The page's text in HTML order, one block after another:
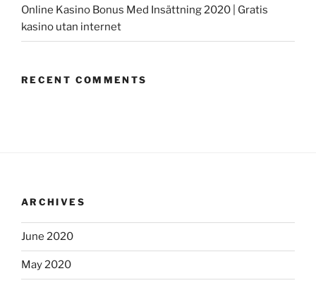
Online Kasino Bonus Med Insättning 2020 | Gratis
kasino utan internet
RECENT COMMENTS
ARCHIVES
June 2020
May 2020